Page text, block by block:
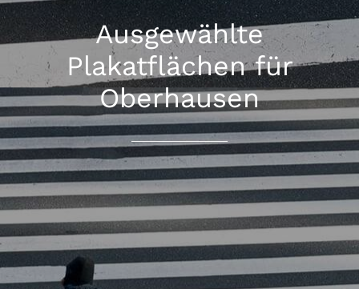
Ausgewählte
Plakatflächen für
Oberhausen